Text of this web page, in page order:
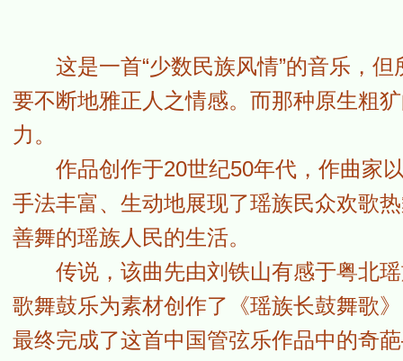
这是一首“少数民族风情”的音乐，但
要不断地雅正人之情感。而那种原生粗
力。
作品创作于20世纪50年代，作曲家以
手法丰富、生动地展现了瑶族民众欢歌
善舞的瑶族人民的生活。
传说，该曲先由刘铁山有感于粤北瑶
歌舞鼓乐为素材创作了《瑶族长鼓舞歌
最终完成了这首中国管弦乐作品中的奇